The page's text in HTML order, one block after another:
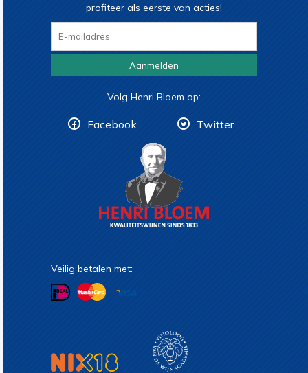
profiteer als eerste van acties!
Aanmelden
Volg Henri Bloem op:
Facebook Twitter
Veilig betalen met: